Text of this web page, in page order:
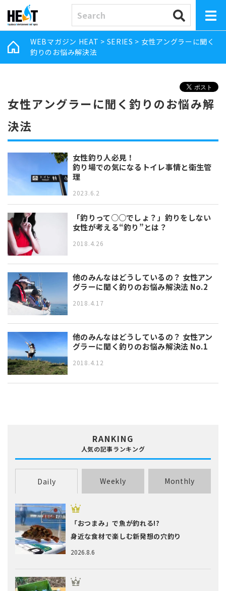
WEBマガジン HEAT > SERIES > 女性アングラーに聞く
釣りのお悩み解決法
女性アングラーに聞く釣りのお悩み解
決法
女性釣り人必見！
釣り場での気になるトイレ事情と衛生管
理
2023.6.2
「釣りって○○でしょ？」釣りをしない
女性が考える“釣り”とは？
2018.4.26
他のみんなはどうしているの？ 女性アン
グラーに聞く釣りのお悩み解決法 No.2
2018.4.17
他のみんなはどうしているの？ 女性アン
グラーに聞く釣りのお悩み解決法 No.1
2018.4.12
RANKING
人気の記事ランキング
Daily Weekly Monthly
2026.8.6
「おつまみ」で魚が釣れる!?
身近な食材で楽しむ新発想の穴釣り